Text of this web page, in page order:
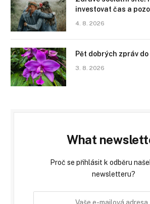
investovat čas a
4. 8. 2026
Pět dobrých zpráv
3. 8. 2026
What
Proč se přihlásit k odběru
newsletteru?